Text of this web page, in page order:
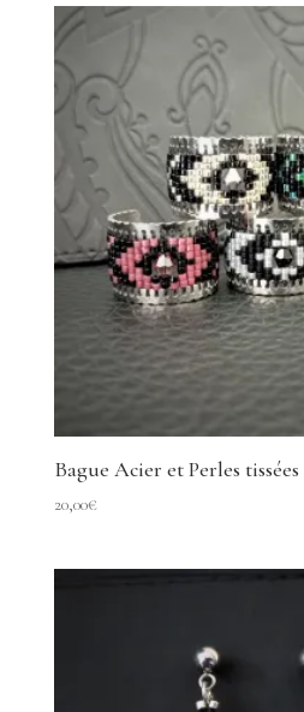
Bague Acier et Perles
20,00€